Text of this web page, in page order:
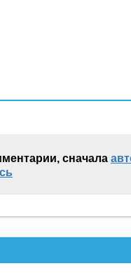
сначала